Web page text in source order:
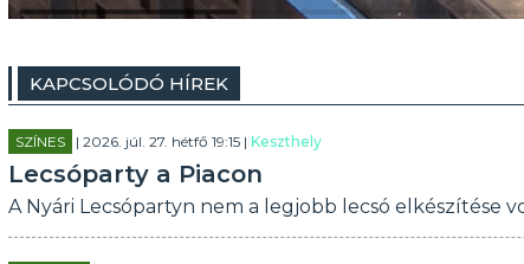
KAPCSOLÓDÓ HÍREK
SZÍNES | 2026. júl. 27. hétfő 19:15 | Keszthely
Lecsóparty a Piacon
A Nyári Lecsópartyn nem a legjobb lecsó elkészítése